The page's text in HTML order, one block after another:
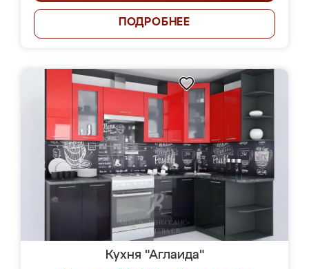
ПОДРОБНЕЕ
Кухня "Аглаида"